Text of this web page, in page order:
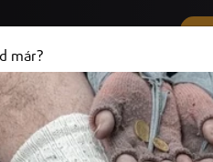
+36 (20) 316 3000
már?